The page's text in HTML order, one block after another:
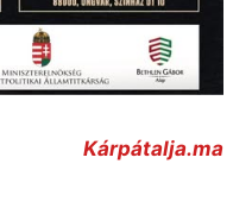
Kárpátalja.ma